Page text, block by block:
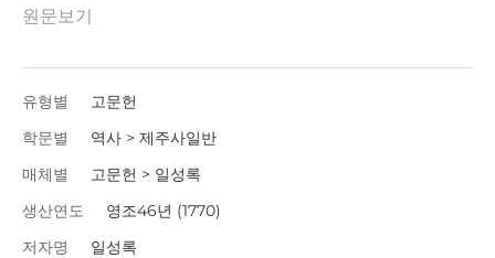
원문보기
유형별
고문헌
학문별
역사 > 제주사일반
매체별
고문헌 > 일성록
생산연도
영조46년 (1770)
저자명
일성록